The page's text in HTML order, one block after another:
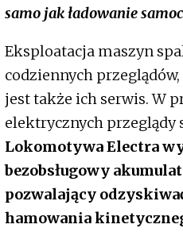
samo jak ładowanie
Eksploatacja maszyn
codziennych
jest także ich serwis. W
elektrycznych przeglądy
Lokomotywa Electra
bezobsługowy
pozwalający
hamowania